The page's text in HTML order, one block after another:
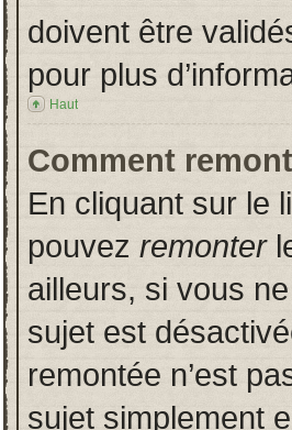
doivent être
pour plus
Haut
Comment
En cliquant sur le
pouvez remonter
ailleurs, si vous
sujet est
remontée n’est
sujet simplement